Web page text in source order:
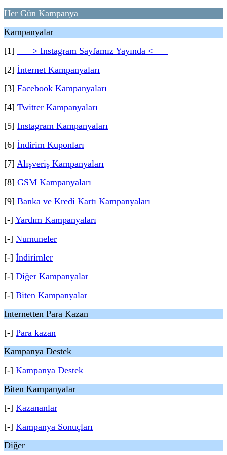
Her Gün Kampanya
Kampanyalar
[1] ===> Instagram Sayfamız Yayında <===
[2] İnternet Kampanyaları
[3] Facebook Kampanyaları
[4] Twitter Kampanyaları
[5] Instagram Kampanyaları
[6] İndirim Kuponları
[7] Alışveriş Kampanyaları
[8] GSM Kampanyaları
[9] Banka ve Kredi Kartı Kampanyaları
[-] Yardım Kampanyaları
[-] Numuneler
[-] İndirimler
[-] Diğer Kampanyalar
[-] Biten Kampanyalar
Internetten Para Kazan
[-] Para kazan
Kampanya Destek
[-] Kampanya Destek
Biten Kampanyalar
[-] Kazananlar
[-] Kampanya Sonuçları
Diğer